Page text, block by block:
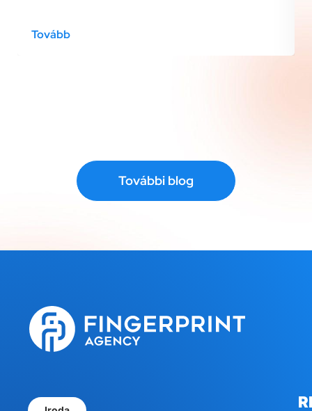
Tovább
További blog